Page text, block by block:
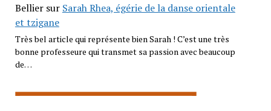
Belliersur Sarah Rhea, égérie de la danse orientale
et tzigane
Très bel article qui représente bien Sarah ! C’est une très
bonne professeure qui transmet sa passion avec beaucoup
de…